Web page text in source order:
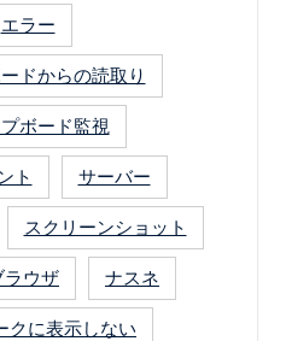
エラー
ドからの読取り
ボード監視
ト サーバー
スクリーンショット
ラウザ ナスネ
クに表示しない